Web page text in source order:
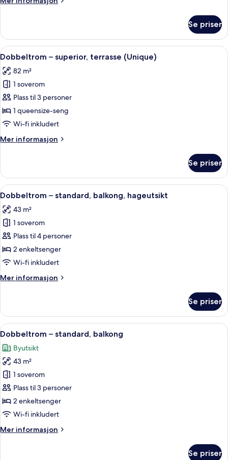
–
familie,
balkong
Se priser
Åpne
alle
bildene
av
Dobbeltrom
–
superior,
(Unique)
Dobbeltrom – superior, terrasse
5
Dobbeltrom – superior, terrasse (Unique)
82 m²
1 soverom
Plass til 3 personer
1 queensize-seng
Wi-fi inkludert
Mer informasjon
Mer
–
superior,
terrasse
Se priser
Åpne
alle
bildene
av
Dobbeltrom
–
standard,
hageutsikt
Dobbeltrom – standard, balkong,
4
Dobbeltrom – standard, balkong, hageutsikt
43 m²
1 soverom
Plass til 4 personer
2 enkeltsenger
Wi-fi inkludert
Mer informasjon
Mer
–
standard,
balkong,
Se priser
Åpne
alle
bildene
av
Dobbeltrom
–
standard,
balkong
Dundyner, minibar,
4
Dobbeltrom – standard, balkong
Byutsikt
43 m²
1 soverom
Plass til 3 personer
2 enkeltsenger
Wi-fi inkludert
Mer informasjon
Mer
Se priser